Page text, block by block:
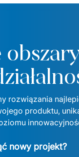
rozwiązania
produktu,
nowy projekt?